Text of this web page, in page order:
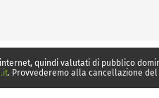
quindi valutati di pubblico
. Provvederemo alla cancellazione